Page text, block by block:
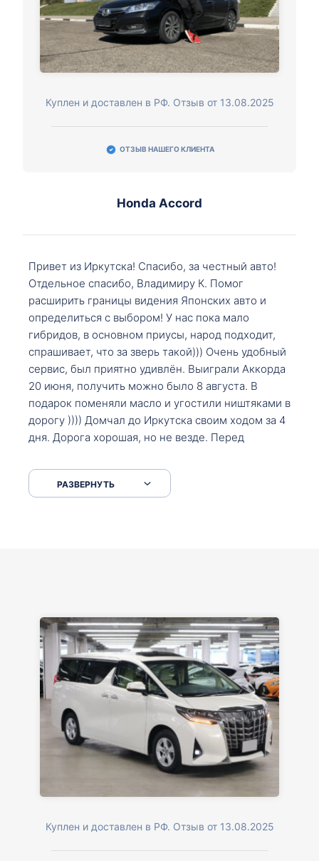
Куплен и доставлен в РФ. Отзыв от 13.08.2025
ОТЗЫВ НАШЕГО КЛИЕНТА
Honda Accord
Привет из Иркутска! Спасибо, за честный авто!
Отдельное спасибо, Владимиру К. Помог
расширить границы видения Японских авто и
определиться с выбором! У нас пока мало
гибридов, в основном приусы, народ подходит,
спрашивает, что за зверь такой))) Очень удобный
сервис, был приятно удивлён. Выиграли Аккорда
20 июня, получить можно было 8 августа. В
подарок поменяли масло и угостили ништяками в
дорогу )))) Домчал до Иркутска своим ходом за 4
дня. Дорога хорошая, но не везде. Перед
серпантинах по пути следования.
РАЗВЕРНУТЬ
Куплен и доставлен в РФ. Отзыв от 13.08.2025